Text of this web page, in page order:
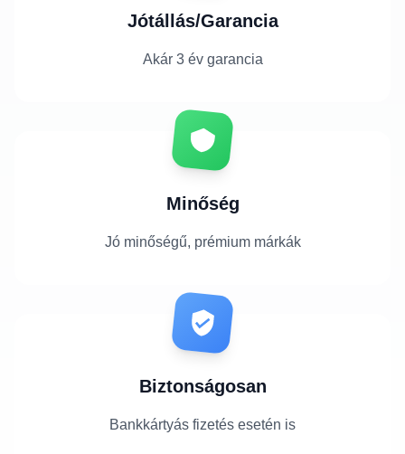
Jótállás/Garancia
Akár 3 év garancia
Minőség
Jó minőségű, prémium márkák
Biztonságosan
Bankkártyás fizetés esetén is